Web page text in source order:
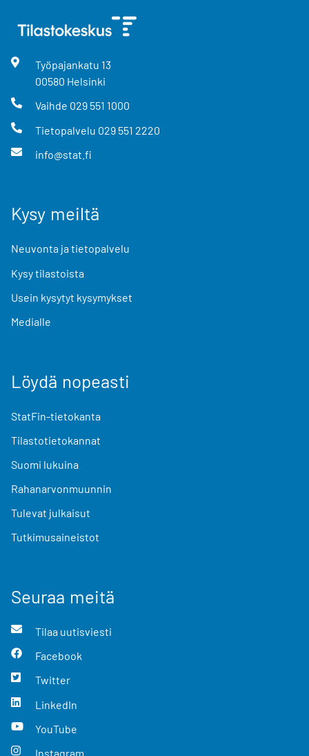
Työpajankatu 13
00580 Helsinki
Vaihde 029 551 1000
Tietopalvelu 029 551 2220
info@stat.fi
Kysy meiltä
Neuvonta ja tietopalvelu
Kysy tilastoista
Usein kysytyt kysymykset
Medialle
Löydä nopeasti
StatFin-tietokanta
Tilastotietokannat
Suomi lukuina
Rahanarvonmuunnin
Tulevat julkaisut
Tutkimusaineistot
Seuraa meitä
Tilaa uutisviesti
Facebook
Twitter
LinkedIn
YouTube
Instagram